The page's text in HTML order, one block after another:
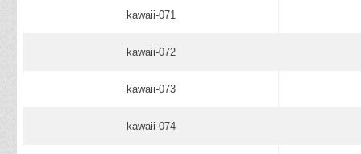
kawaii-071
kawaii-072
kawaii-073
kawaii-074